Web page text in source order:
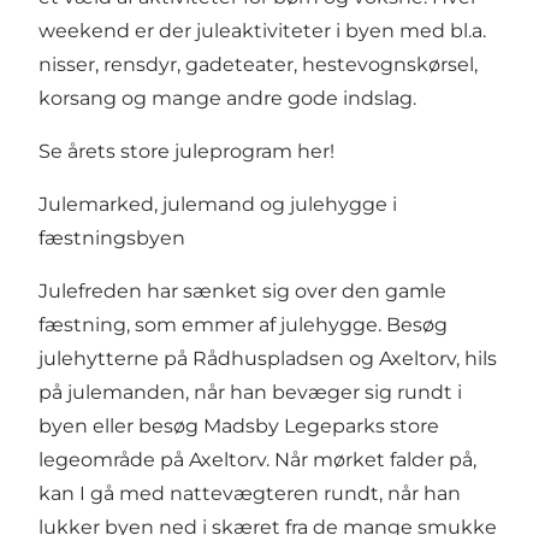
weekend er der juleaktiviteter i byen med bl.a.
nisser, rensdyr, gadeteater, hestevognskørsel,
korsang og mange andre gode indslag.
Se årets store juleprogram her!
Julemarked, julemand og julehygge i
fæstningsbyen
Julefreden har sænket sig over den gamle
fæstning, som emmer af julehygge. Besøg
julehytterne på Rådhuspladsen og Axeltorv, hils
på julemanden, når han bevæger sig rundt i
byen eller besøg Madsby Legeparks store
legeområde på Axeltorv. Når mørket falder på,
kan I gå med nattevægteren rundt, når han
lukker byen ned i skæret fra de mange smukke